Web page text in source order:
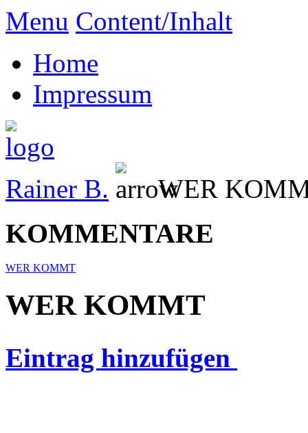
Menu Content/Inhalt
Home
Impressum
Rainer B. WER
KOMMENTARE
WER KOMMT
WER KOMMT
Eintrag hinzufügen